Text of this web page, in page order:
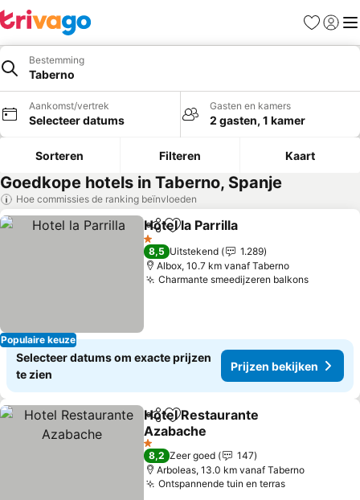
Favorieten
Bestemming
Taberno
Aankomst/vertrek
Selecteer datums
Gasten en kamers
2 gasten, 1 kamer
Sorteren Filteren Kaart
Goedkope hotels in Taberno, Spanje
Hoe commissies de ranking beïnvloeden
Populaire keuze
DelenToevoegen aan favorieten
Hotel la Parrilla
1 Sterren
8,5 Uitstekend
1.289
Albox, 10.7 km vanaf Taberno
Charmante smeedijzeren balkonsPrijzen
Selecteer datums om exacte prijzen
te zien
Prijzen bekijken
DelenToevoegen aan favorieten
Hotel Restaurante
Azabache
Prijzen bekijken
1 Sterren
8,2 Zeer goed
147
Arboleas, 13.0 km vanaf Taberno
Ontspannende tuin en terrasPrijzen